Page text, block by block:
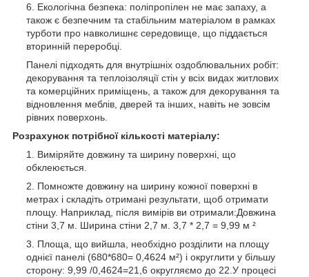
Екологічна безпека: поліпропілен не має запаху, а
також є безпечним та стабільним матеріалом в рамках
турботи про навколишнє середовище, що піддається
вторинній переробці.
Панелі підходять для внутрішніх оздоблювальних робіт:
декорування та теплоізоляції стін у всіх видах житлових
та комерційних приміщень, а також для декорування та
відновлення меблів, дверей та інших, навіть не зовсім
рівних поверхонь.
Розрахунок потрібної кількості матеріалу:
Виміряйте довжину та ширину поверхні, що
обклеюється.
Помножте довжину на ширину кожної поверхні в
метрах і складіть отримані результати, щоб отримати
площу. Наприклад, після вимірів ви отримали:Довжина
стіни 3,7 м. Ширина стіни 2,7 м. 3,7 * 2,7 = 9,99 м ²
Площа, що вийшла, необхідно розділити на площу
однієї панелі (680*680= 0,4624 м²) і округлити у більшу
сторону: 9,99 /0,4624=21,6 округляємо до 22.У процесі